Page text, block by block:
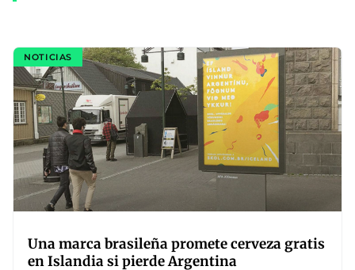
NOTICIAS
Una marca brasileña promete cerveza gratis
en Islandia si pierde Argentina